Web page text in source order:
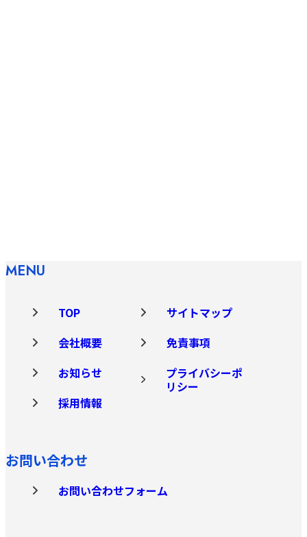
MENU
TOP
会社概要
お知らせ
採用情報
サイトマップ
免責事項
プライバシーポ
リシー
お問い合わせ
お問い合わせフォーム